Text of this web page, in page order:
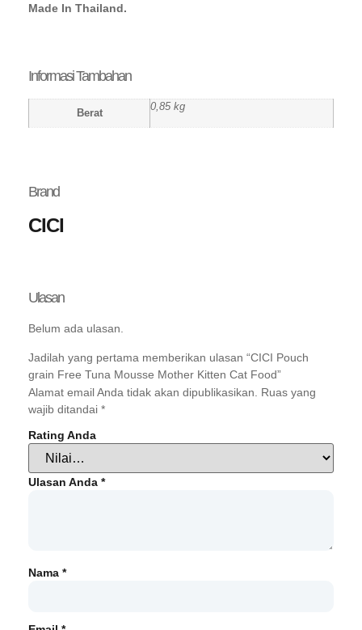
Made In Thailand.
Informasi Tambahan
Berat
0,85 kg
Brand
CICI
Ulasan
Belum ada ulasan.
Jadilah yang pertama memberikan ulasan “CICI Pouch
grain Free Tuna Mousse Mother Kitten Cat Food”
Alamat email Anda tidak akan dipublikasikan.
Ruas yang
wajib ditandai *
Rating Anda
Ulasan Anda *
Nama *